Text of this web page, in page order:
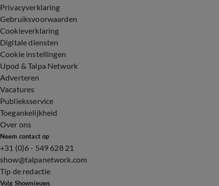
Privacyverklaring
Gebruiksvoorwaarden
Cookieverklaring
Digitale diensten
Cookie instellingen
Upod & Talpa Network
Adverteren
Vacatures
Publieksservice
Toegankelijkheid
Over ons
Neem contact op
+31 (0)6 - 549 628 21
show@talpanetwork.com
Tip de redactie
Volg Shownieuws